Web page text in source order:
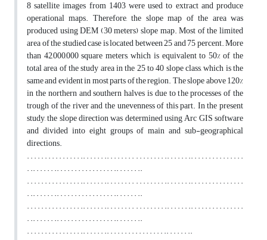
8 satellite images from 1403 were used to extract and produce
operational maps. Therefore, the slope map of the area was
produced using DEM (30 meters) slope map. Most of the limited
area of the studied case is located between 25 and 75 percent. More
than 42,000,000 square meters, which is equivalent to 50% of the
total area of the study area in the 25 to 40 slope class, which is the
same and evident in most parts of the region. The slope above 120%
in the northern and southern halves is due to the processes of the
trough of the river and the unevenness of this part. In the present
study, the slope direction was determined using Arc GIS software
and divided into eight groups of main and sub-geographical
directions.
. . . . . . . . . . . . . . . .. . . . . . .. . . . . . . . . . . . . . . . .. . . . . . .. . . . . . . . . . . . . . .
. .. . . . . . .. . . . . . . . . . . . . . . . .. . . . . . ..
. . . . . . . . . . . . . . . .. . . . . . .. . . . . . . . . . . . . . . . .. . . . . . .. . . . . . . . . . . . . . .
. .. . . . . . .. . . . . . . . . . . . . . . . .. . . . . . ..
. . . . . . . . . . . . . . . .. . . . . . .. . . . . . . . . . . . . . . . .. . . . . . .. . . . . . . . . . . . . . .
. .. . . . . . .. . . . . . . . . . . . . . . . .. . . . . . ..
. . . . . . . . . . . . . . . .. . . . . . .. . . . . . . . . . . . . . . . .. . . . . . ..